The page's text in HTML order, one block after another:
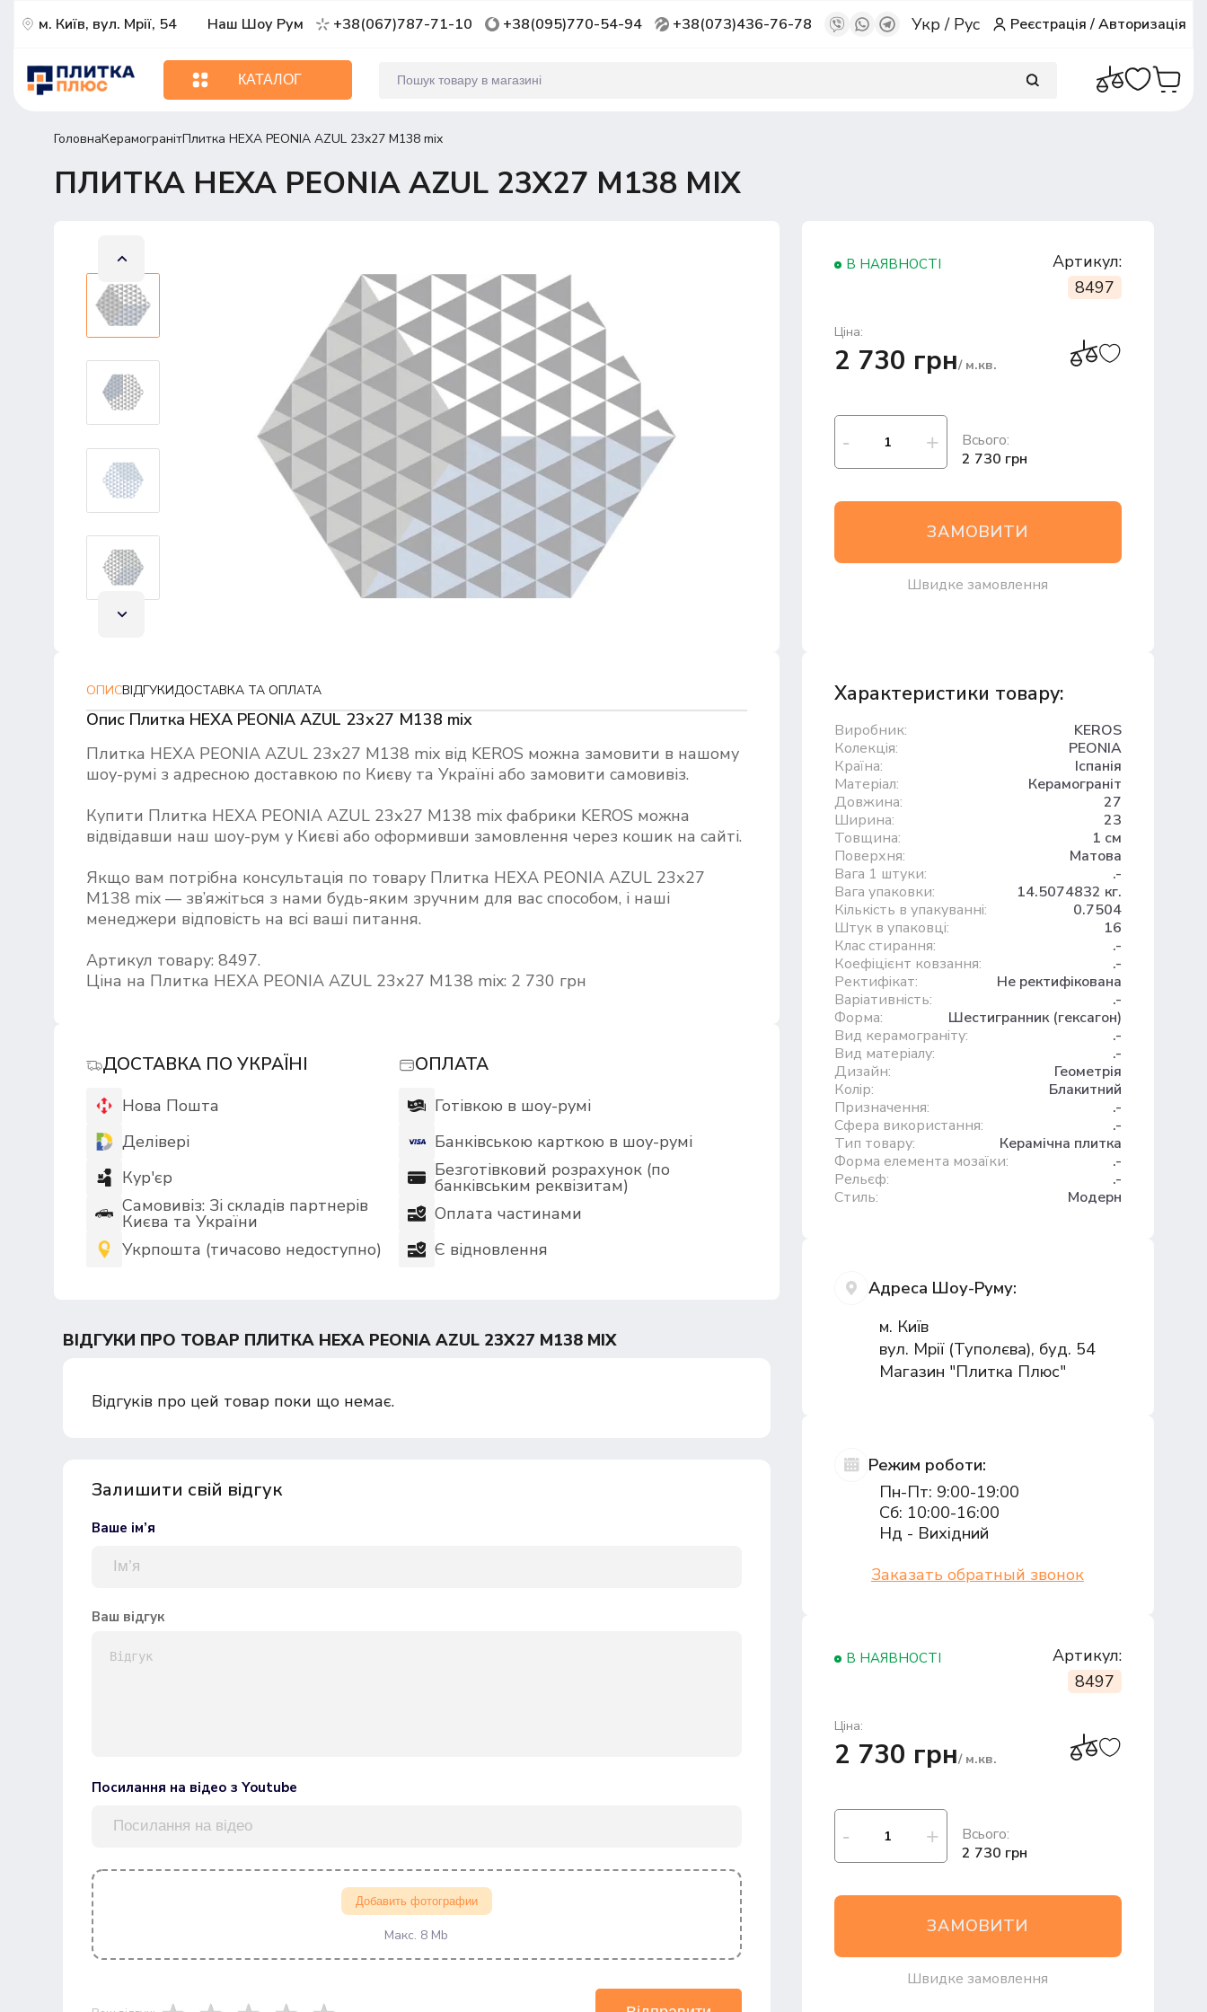
м. Київ, вул. Мрії, 54 Наш Шоу Рум +38(067)787-71-10 +38(095)770-54-94 +38(073)436-76-78 Укр/ Рус Реєстрація/Авторизація
КАТАЛОГ
ГоловнаКерамогранітПлитка HEXA PEONIA AZUL 23х27 M138 mix
ПЛИТКА HEXA PEONIA AZUL 23Х27 M138 MIX
В НАЯВНОСТІ
Артикул:
8497
Ціна:
2 730 грн/ м.кв.
Всього:
2 730 грн
ЗАМОВИТИ
Швидке замовлення
ОПИСВІДГУКИДОСТАВКА ТА ОПЛАТА
Опис Плитка HEXA PEONIA AZUL 23х27 M138 mix
Плитка HEXA PEONIA AZUL 23х27 M138 mix від KEROS можна замовити в нашому
шоу-румі з адресною доставкою по Києву та Україні або замовити самовивіз.
Купити Плитка HEXA PEONIA AZUL 23х27 M138 mix фабрики KEROS можна
відвідавши наш шоу-рум у Києві або оформивши замовлення через кошик на сайті.
Якщо вам потрібна консультація по товару Плитка HEXA PEONIA AZUL 23х27
M138 mix — зв’яжіться з нами будь-яким зручним для вас способом, і наші
менеджери відповість на всі ваші питання.
Артикул товару: 8497.
Ціна на Плитка HEXA PEONIA AZUL 23х27 M138 mix: 2 730 грн
ДОСТАВКА ПО УКРАЇНІ
Нова Пошта
Делівері
Кур'єр
Самовивіз: Зі складів партнерів
Києва та України
Укрпошта (тичасово недоступно)
ОПЛАТА
Готівкою в шоу-румі
Банківською карткою в шоу-румі
Безготівковий розрахунок (по
банківським реквізитам)
Оплата частинами
Є відновлення
ВІДГУКИ ПРО ТОВАР ПЛИТКА HEXA PEONIA AZUL 23Х27 M138 MIX
Відгуків про цей товар поки що немає.
Залишити свій відгук
Ваше ім’я
Ваш відгук
Посилання на відео з Youtube
Добавить фотографии
Макс. 8 Mb
Характеристики товару:
Виробник:
KEROS
Колекція:
PEONIA
Країна:
Іспанія
Матеріал:
Керамограніт
Довжина:
27
Ширина:
23
Товщина:
1 см
Поверхня:
Матова
Вага 1 штуки:
.-
Вага упаковки:
14.5074832 кг.
Кількість в упакуванні:
0.7504
Штук в упаковці:
16
Клас стирання:
.-
Коефіцієнт ковзання:
.-
Ректифікат:
Не ректифікована
Варіативність:
.-
Форма:
Шестигранник (гексагон)
Вид керамограніту:
.-
Вид матеріалу:
.-
Дизайн:
Геометрія
Колір:
Блакитний
Призначення:
.-
Сфера використання:
.-
Тип товару:
Керамічна плитка
Форма елемента мозаїки:
.-
Рельєф:
.-
Стиль:
Модерн
Адреса Шоу-Руму:
м. Київ
вул. Мрії (Туполєва), буд. 54
Магазин "Плитка Плюс"
Режим роботи:
Пн-Пт: 9:00-19:00
Сб: 10:00-16:00
Нд - Вихідний
Заказать обратный звонок
В НАЯВНОСТІ
Артикул:
8497
Ціна:
2 730 грн/ м.кв.
Всього:
2 730 грн
ЗАМОВИТИ
Швидке замовлення